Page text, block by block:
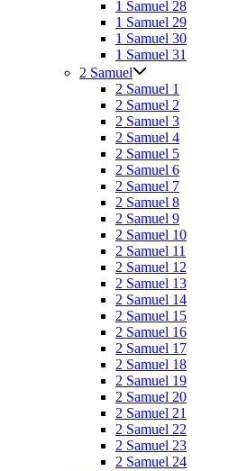
1 Samuel 28
1 Samuel 29
1 Samuel 30
1 Samuel 31
2 Samuel
2 Samuel 1
2 Samuel 2
2 Samuel 3
2 Samuel 4
2 Samuel 5
2 Samuel 6
2 Samuel 7
2 Samuel 8
2 Samuel 9
2 Samuel 10
2 Samuel 11
2 Samuel 12
2 Samuel 13
2 Samuel 14
2 Samuel 15
2 Samuel 16
2 Samuel 17
2 Samuel 18
2 Samuel 19
2 Samuel 20
2 Samuel 21
2 Samuel 22
2 Samuel 23
2 Samuel 24